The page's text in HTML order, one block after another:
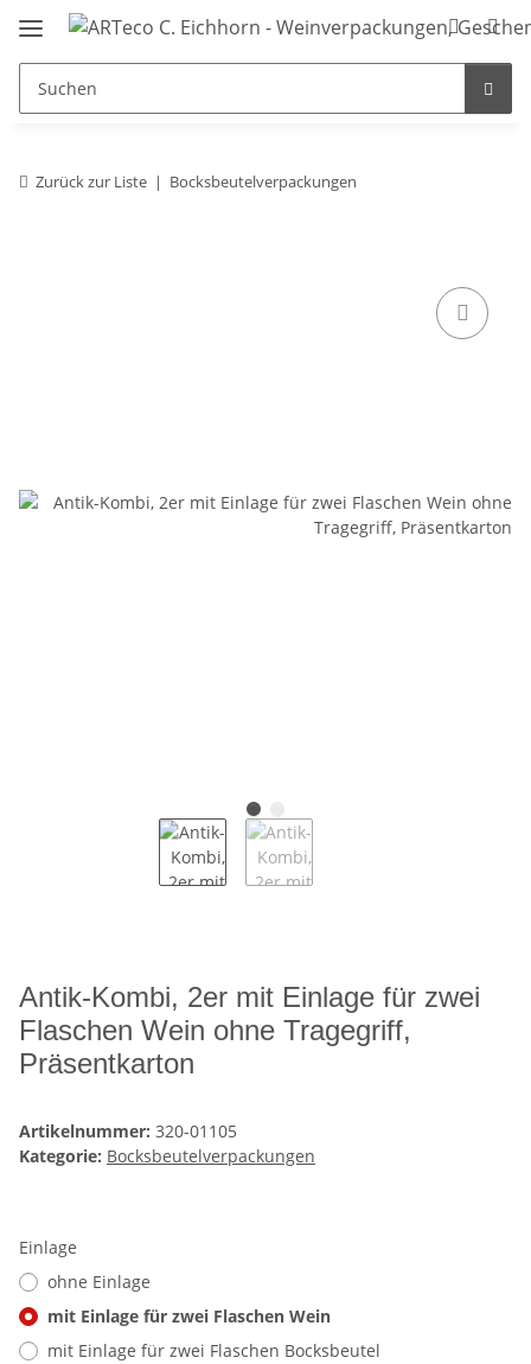
Zurück zur Liste Bocksbeutelverpackungen
Antik-Kombi, 2er mit Einlage für zwei
Flaschen Wein ohne Tragegriff,
Präsentkarton
Artikelnummer: 320-01105
Kategorie: Bocksbeutelverpackungen
Einlage
ohne Einlage
mit Einlage für zwei Flaschen Wein
mit Einlage für zwei Flaschen Bocksbeutel